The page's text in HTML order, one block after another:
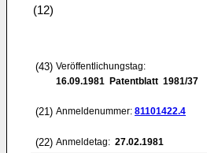
(12)
(43) Veröffentlichungstag:
16.09.1981 Patentblatt 1981/37
(21) Anmeldenummer: 81101422.4
(22) Anmeldetag: 27.02.1981